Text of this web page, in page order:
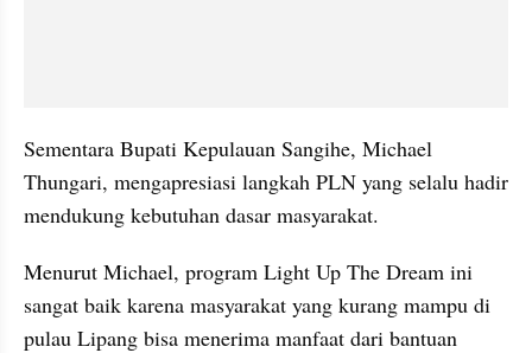
Sementara Bupati Kepulauan Sangihe, Michael
Thungari, mengapresiasi langkah PLN yang selalu hadir
mendukung kebutuhan dasar masyarakat.
Menurut Michael, program Light Up The Dream ini
sangat baik karena masyarakat yang kurang mampu di
pulau Lipang bisa menerima manfaat dari bantuan